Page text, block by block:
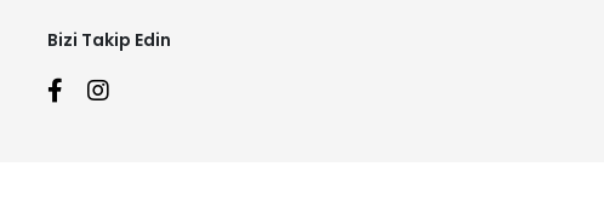
Bizi Takip Edin